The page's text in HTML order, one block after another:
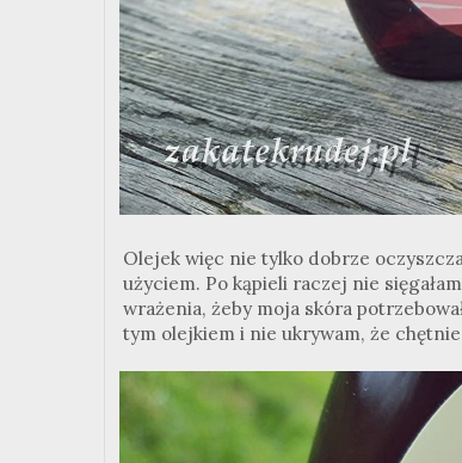
Olejek więc nie tylko dobrze
użyciem. Po kąpieli raczej nie
wrażenia, żeby moja skóra
tym olejkiem i nie ukrywam, że